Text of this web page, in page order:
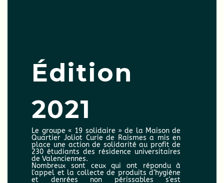
Édition
2021
Le groupe « 19 solidaire » de la Maison de
Quartier Joliot Curie de Raismes a mis en
place une action de solidarité au profit de
230 étudiants des résidence universitaires
de Valenciennes.
Nombreux sont ceux qui ont répondu à
l'appel et la collecte de produits d’hygiène
et denrées non périssables s'est